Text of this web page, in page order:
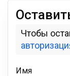
Чтобы
Имя